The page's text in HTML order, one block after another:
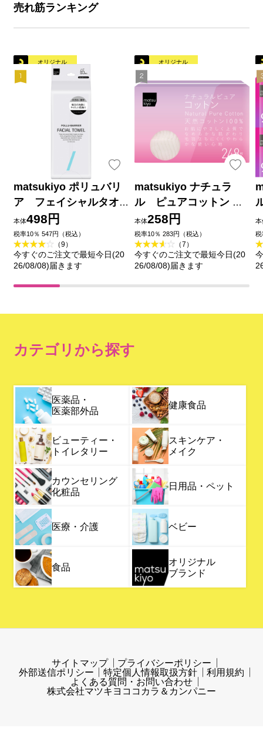
売れ筋ランキング
オリジナル
matsukiyo ポリュバリ
ア フェイシャルタオ
ル ６５枚入
本体498円
税率10％ 547円（税込）
（9）
今すぐのご注文で最短今日(20
26/08/08)届きます
オリジナル
matsukiyo ナチュラ
ル ピュアコットン ２
４８枚入
本体258円
税率10％ 283円（税込）
（7）
今すぐのご注文で最短今日(20
26/08/08)届きます
本
税
カテゴリから探す
医薬品・
医薬部外品
健康食品
ビューティー・
トイレタリー
スキンケア・
メイク
カウンセリング
化粧品
日用品・ペット
医療・介護 ベビー
食品
オリジナル
ブランド
サイトマップ
プライバシーポリシー
外部送信ポリシー
特定個人情報取扱方針
利用規約
よくある質問・お問い合わせ
株式会社マツキヨココカラ＆カンパニー